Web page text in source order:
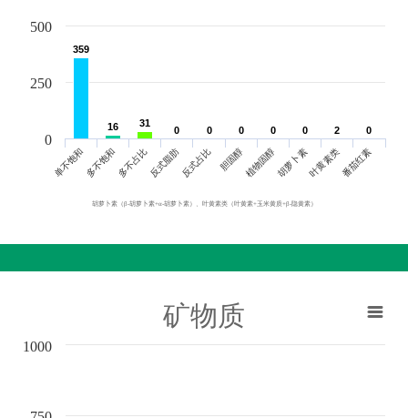
胡萝卜素（β-胡萝卜素+α-胡萝卜素）、叶黄素类（叶黄素+玉米黄质+β-隐黄素）
359
359
16
16 31
31
0
0 0
0 0
0 0
0 0
0 2
2 0
0
单不饱和多不饱和多不占比反式脂肪反式占比 胆固醇植物固醇胡萝卜素叶黄素类番茄红素
0
250
500
矿物质
1000